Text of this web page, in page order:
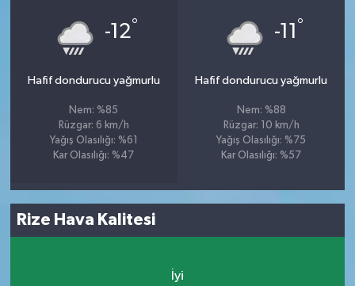
-12°
Hafif dondurucu yağmurlu
Nem: %85
Rüzgar: 6 km/h
Yağış Olasılığı: %61
Kar Olasılığı: %47
-11 °
Hafif dondurucu yağmurlu
Nem: %88
Rüzgar: 10 km/h
Yağış Olasılığı: %75
Kar Olasılığı: %57
Rize Hava Kalitesi
İyi